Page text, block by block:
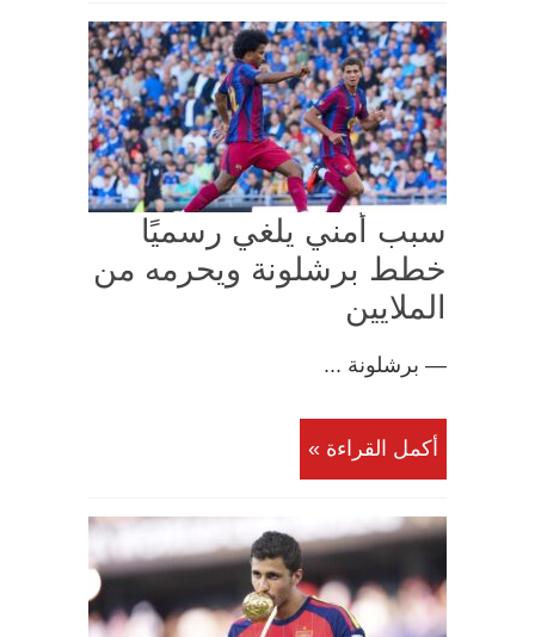
سبب أمني يلغي رسميًا
خطط برشلونة ويحرمه من
الملايين
— برشلونة ...
أكمل القراءة »